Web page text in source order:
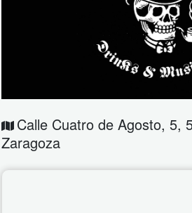
Calle Cuatro de Agosto, 5,
Zaragoza